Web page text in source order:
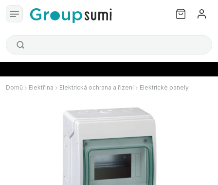
Domů Elektřina Elektrická ochrana a řízení Elektrické panely